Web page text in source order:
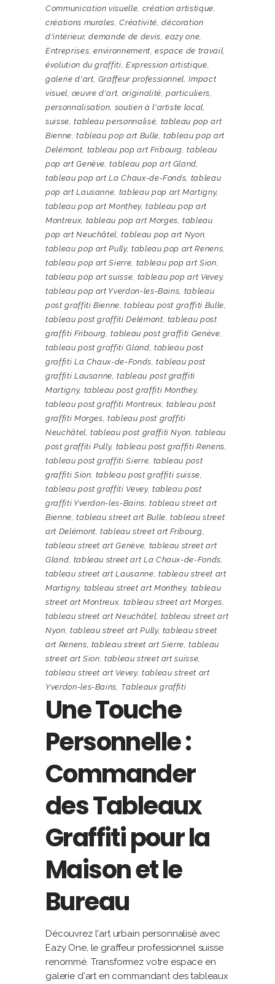
Communication visuelle, création artistique,
créations murales,Créativité,décoration
d'intérieur,demande de devis,eazy one,
Entreprises,environnement,espace de travail,
évolution du graffiti, Expression artistique,
galerie d'art, Graffeur professionnel,Impact
visuel,œuvre d'art, originalité,particuliers,
personnalisation, soutien à l'artiste local,
suisse,tableau personnalisé, tableau pop art
Bienne,tableau pop art Bulle,tableau pop art
Delémont, tableau pop art Fribourg,tableau
pop art Genève,tableau pop art Gland,
tableau pop art La Chaux-de-Fonds, tableau
pop art Lausanne, tableau pop art Martigny,
tableau pop art Monthey,tableau pop art
Montreux, tableau pop art Morges,tableau
pop art Neuchâtel,tableau pop art Nyon,
tableau pop art Pully, tableau pop art Renens,
tableau pop art Sierre, tableau pop art Sion,
tableau pop art suisse, tableau pop art Vevey,
tableau pop art Yverdon-les-Bains, tableau
post graffiti Bienne,tableau post graffiti Bulle,
tableau post graffiti Delémont, tableau post
graffiti Fribourg,tableau post graffiti Genève,
tableau post graffiti Gland, tableau post
graffiti La Chaux-de-Fonds,tableau post
graffiti Lausanne,tableau post graffiti
Martigny, tableau post graffiti Monthey,
tableau post graffiti Montreux, tableau post
graffiti Morges,tableau post graffiti
Neuchâtel,tableau post graffiti Nyon,tableau
post graffiti Pully, tableau post graffiti Renens,
tableau post graffiti Sierre, tableau post
graffiti Sion, tableau post graffiti suisse,
tableau post graffiti Vevey, tableau post
graffiti Yverdon-les-Bains,tableau street art
Bienne,tableau street art Bulle,tableau street
art Delémont,tableau street art Fribourg,
tableau street art Genève, tableau street art
Gland, tableau street art La Chaux-de-Fonds,
tableau street art Lausanne, tableau street art
Martigny, tableau street art Monthey, tableau
street art Montreux, tableau street art Morges,
tableau street art Neuchâtel, tableau street art
Nyon, tableau street art Pully, tableau street
art Renens, tableau street art Sierre,tableau
street art Sion,tableau street art suisse,
tableau street art Vevey, tableau street art
Yverdon-les-Bains, Tableaux graffiti
Une Touche
Personnelle :
Commander
des Tableaux
Graffiti pour la
Maison et le
Bureau
Découvrez l'art urbain personnalisé avec
Eazy One, le graffeur professionnel suisse
renommé. Transformez votre espace en
galerie d'art en commandant des tableaux